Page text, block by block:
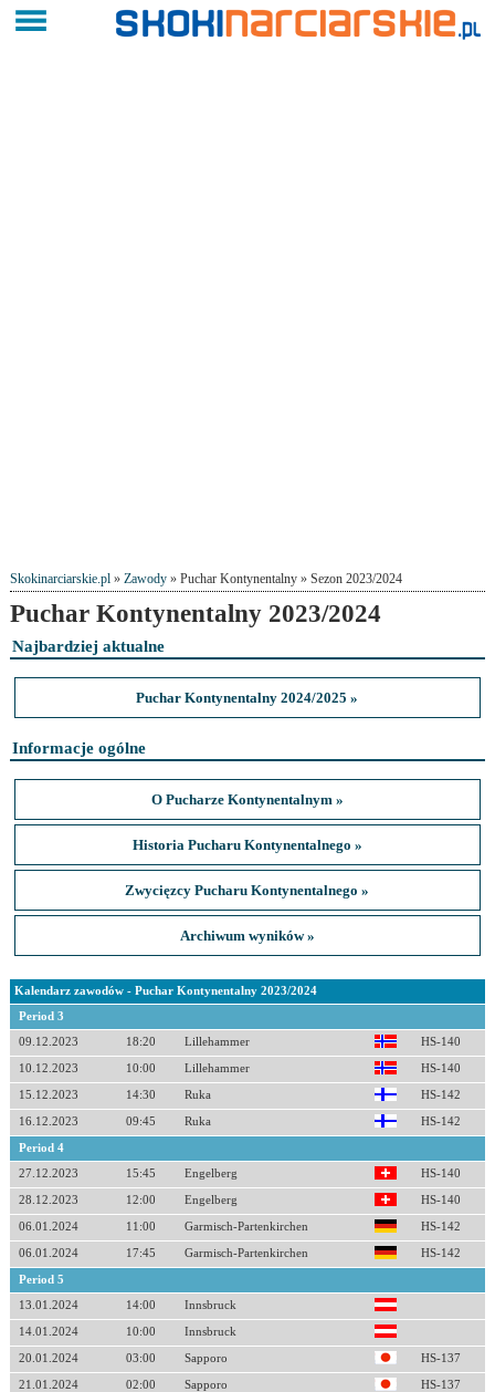
Skokinarciarskie.pl» Zawody» Puchar Kontynentalny » Sezon 2023/2024
Puchar Kontynentalny 2023/2024
Najbardziej aktualne
Puchar Kontynentalny 2024/2025 »
Informacje ogólne
O Pucharze Kontynentalnym »
Historia Pucharu Kontynentalnego »
Zwycięzcy Pucharu Kontynentalnego »
Archiwum wyników »
Kalendarz zawodów - Puchar Kontynentalny 2023/2024
Period 3
09.12.2023 18:20 Lillehammer HS-140
10.12.2023 10:00 Lillehammer HS-140
15.12.2023 14:30 Ruka HS-142
16.12.2023 09:45 Ruka HS-142
Period 4
27.12.2023 15:45 Engelberg HS-140
28.12.2023 12:00 Engelberg HS-140
06.01.2024 11:00 Garmisch-Partenkirchen HS-142
06.01.2024 17:45 Garmisch-Partenkirchen HS-142
Period 5
13.01.2024 14:00 Innsbruck
14.01.2024 10:00 Innsbruck
20.01.2024 03:00 Sapporo HS-137
21.01.2024 02:00 Sapporo HS-137